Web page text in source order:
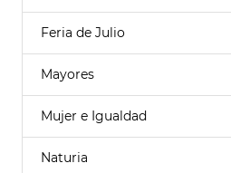
Feria de Julio
Mayores
Mujer e Igualdad
Naturia